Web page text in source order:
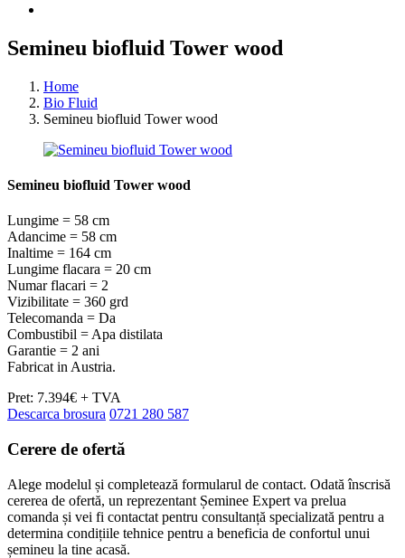
Semineu biofluid Tower wood
Home
Bio Fluid
Semineu biofluid Tower wood
Semineu biofluid Tower wood
Lungime = 58 cm
Adancime = 58 cm
Inaltime = 164 cm
Lungime flacara = 20 cm
Numar flacari = 2
Vizibilitate = 360 grd
Telecomanda = Da
Combustibil = Apa distilata
Garantie = 2 ani
Fabricat in Austria.
Pret: 7.394€ + TVA
Descarca brosura 0721 280 587
Cerere de ofertă
Alege modelul și completează formularul de contact. Odată înscrisă
cererea de ofertă, un reprezentant Șeminee Expert va prelua
comanda și vei fi contactat pentru consultanță specializată pentru a
determina condițiile tehnice pentru a beneficia de confortul unui
șemineu la tine acasă.